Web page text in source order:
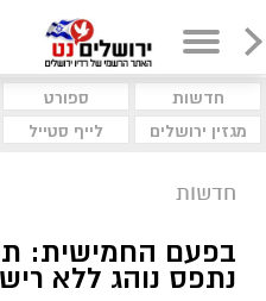
חדשות ספורט
מגזין ירושלים
לייף סטייל
חדשות
בפעם החמישית:
נתפס נוהג ללא